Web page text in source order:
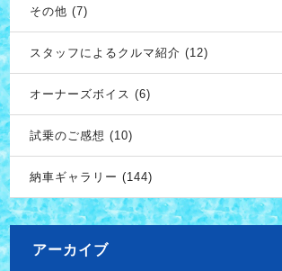
その他 (7)
スタッフによるクルマ紹介 (12)
オーナーズボイス (6)
試乗のご感想 (10)
納車ギャラリー (144)
アーカイブ